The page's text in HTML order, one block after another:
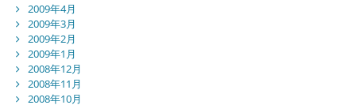
2009年4月
2009年3月
2009年2月
2009年1月
2008年12月
2008年11月
2008年10月